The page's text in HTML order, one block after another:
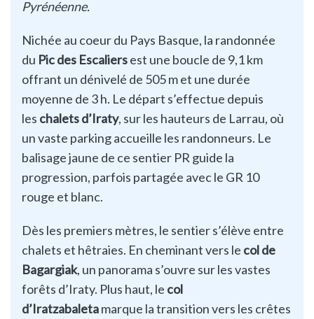
Pyrénéenne.
Nichée au coeur du Pays Basque, la randonnée
du Pic des Escaliersest une boucle de 9,1 km
offrant un dénivelé de 505 m et une durée
moyenne de 3 h. Le départ s’effectue depuis
les chalets d’Iraty, sur les hauteurs de Larrau, où
un vaste parking accueille les randonneurs. Le
balisage jaune de ce sentier PR guide la
progression, parfois partagée avec le GR 10
rouge et blanc.
Dès les premiers mètres, le sentier s’élève entre
chalets et hêtraies. En cheminant vers le col de
Bagargiak, un panorama s’ouvre sur les vastes
forêts d’Iraty. Plus haut, le col
d’Iratzabaletamarque la transition vers les crêtes